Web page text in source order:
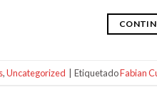
,Uncategorized EtiquetadoFabian